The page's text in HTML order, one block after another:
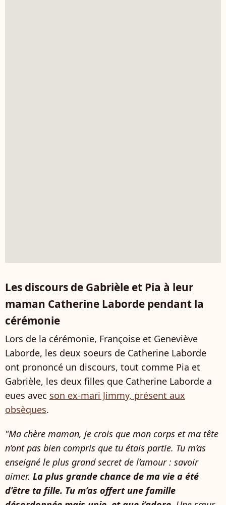
Les discours de Gabrièle et Pia à leur
maman Catherine Laborde pendant la
cérémonie
Lors de la cérémonie, Françoise et Geneviève
Laborde, les deux soeurs de Catherine Laborde
ont prononcé un discours, tout comme Pia et
Gabrièle, les deux filles que Catherine Laborde a
eues avec son ex-mari Jimmy, présent aux
obsèques.
"Ma chère maman, je crois que mon corps et ma tête
n’ont pas bien compris que tu étais partie. Tu m’as
enseigné le plus grand secret de l’amour : savoir
aimer. La plus grande chance de ma vie a été
d’être ta fille. Tu m’as offert une famille